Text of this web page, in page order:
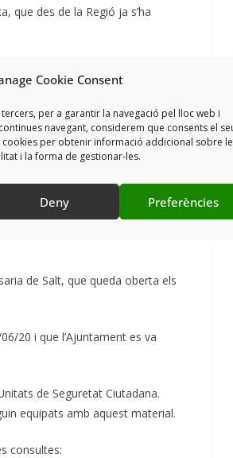
Cookie Consent
per a garantir la navegació pel lloc web i
navegant, considerem que consents el
cookies per obtenir informació addicional sobre
i la forma de gestionar-les.
Deny Preferències
que des de la Regió ja s’ha
tal que compleixin la normativa.
i s’adaptin, però que
espais per poder fer
per part d’Infraestructures i si
per ampliar la zona dels
de Salt, que queda oberta els
20 i que l’Ajuntament es va
de Seguretat Ciutadana.
equipats amb aquest material.
consultes: